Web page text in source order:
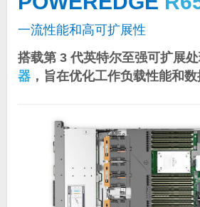
一流性能和高可扩展性
搭载第 3 代英特尔至强可扩展
器，旨在优化工作负载性能和数